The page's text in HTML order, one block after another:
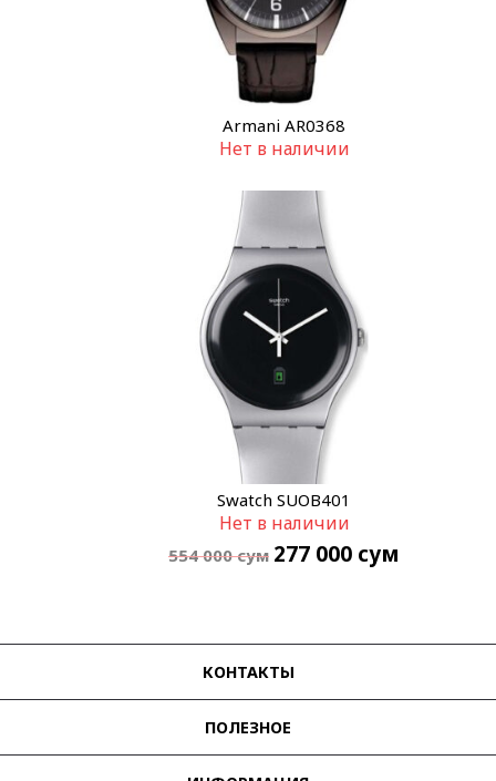
Armani AR0368
Нет в наличии
Swatch SUOB401
Нет в наличии
554 000сум 277 000 сум
КОНТАКТЫ
ПОЛЕЗНОЕ